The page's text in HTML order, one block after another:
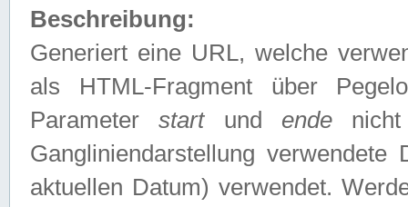
Beschreibung:
Generiert eine URL, welche
als HTML-Fragment über
Parameterstartund endenicht
Gangliniendarstellung
aktuellen Datum) verwendet.